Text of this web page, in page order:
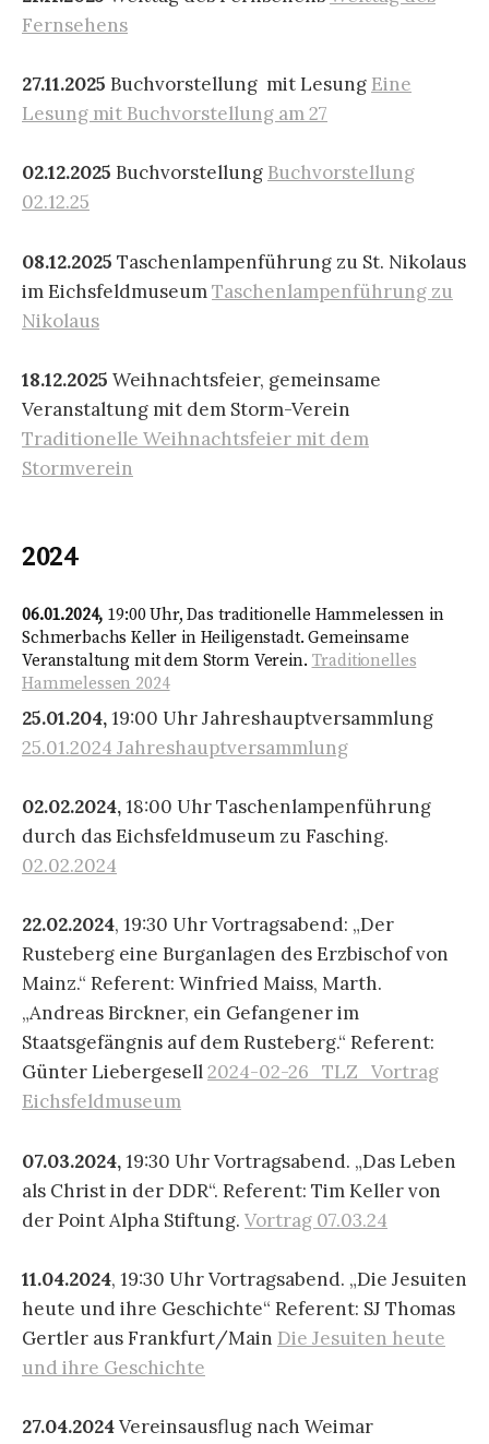
Fernsehens
27.11.2025 Buchvorstellung mit Lesung Eine
Lesung mit Buchvorstellung am 27
02.12.2025 Buchvorstellung Buchvorstellung
02.12.25
08.12.2025 Taschenlampenführung zu St. Nikolaus
im EichsfeldmuseumTaschenlampenführung zu
Nikolaus
18.12.2025 Weihnachtsfeier, gemeinsame
Veranstaltung mit dem Storm-Verein
Traditionelle Weihnachtsfeier mit dem
Stormverein
2024
06.01.2024, 19:00 Uhr, Das traditionelle Hammelessen in
Schmerbachs Keller in Heiligenstadt. Gemeinsame
Veranstaltung mit dem Storm Verein. Traditionelles
Hammelessen 2024
25.01.204,19:00 Uhr Jahreshauptversammlung
25.01.2024 Jahreshauptversammlung
02.02.2024,18:00 Uhr Taschenlampenführung
durch das Eichsfeldmuseum zu Fasching.
02.02.2024
22.02.2024, 19:30 Uhr Vortragsabend: „Der
Rusteberg eine Burganlagen des Erzbischof von
Mainz.“ Referent: Winfried Maiss, Marth.
„Andreas Birckner, ein Gefangener im
Staatsgefängnis auf dem Rusteberg.“ Referent:
Günter Liebergesell2024-02-26_TLZ_Vortrag
Eichsfeldmuseum
07.03.2024,19:30 Uhr Vortragsabend. „Das Leben
als Christ in der DDR“. Referent: Tim Keller von
der Point Alpha Stiftung. Vortrag 07.03.24
11.04.2024, 19:30 Uhr Vortragsabend. „Die Jesuiten
heute und ihre Geschichte“ Referent: SJ Thomas
Gertler aus Frankfurt/Main Die Jesuiten heute
und ihre Geschichte
27.04.2024Vereinsausflug nach Weimar